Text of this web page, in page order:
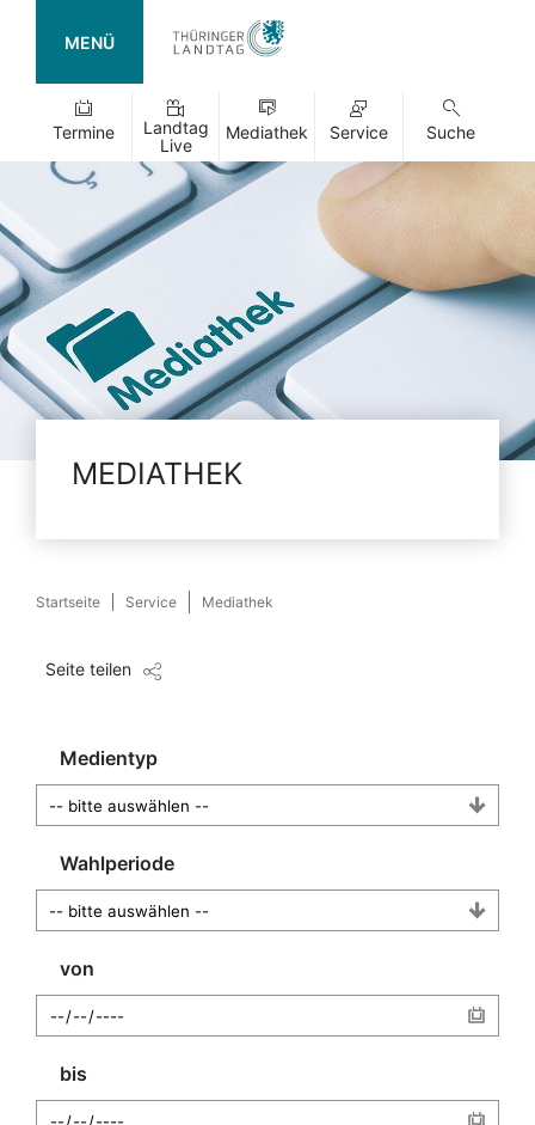
MENÜ
Termine
Landtag
Live
Mediathek Service Suche
MEDIATHEK
Startseite Service Mediathek
Seite teilen
Medientyp
Wahlperiode
von
bis